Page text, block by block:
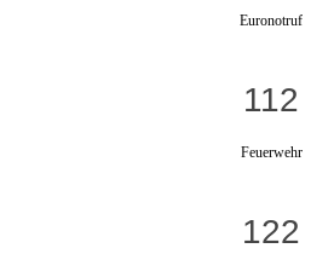
Euronotruf
112
Feuerwehr
122